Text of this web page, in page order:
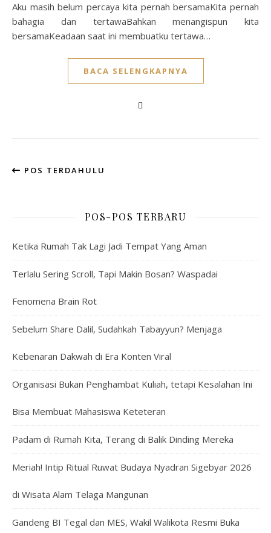
Aku masih belum percaya kita pernah bersamaKita pernah
bahagia dan tertawaBahkan menangispun kita
bersamaKeadaan saat ini membuatku tertawa…
BACA SELENGKAPNYA
POS TERDAHULU
POS-POS TERBARU
Ketika Rumah Tak Lagi Jadi Tempat Yang Aman
Terlalu Sering Scroll, Tapi Makin Bosan? Waspadai
Fenomena Brain Rot
Sebelum Share Dalil, Sudahkah Tabayyun? Menjaga
Kebenaran Dakwah di Era Konten Viral
Organisasi Bukan Penghambat Kuliah, tetapi Kesalahan Ini
Bisa Membuat Mahasiswa Keteteran
Padam di Rumah Kita, Terang di Balik Dinding Mereka
Meriah! Intip Ritual Ruwat Budaya Nyadran Sigebyar 2026
di Wisata Alam Telaga Mangunan
Gandeng BI Tegal dan MES, Wakil Walikota Resmi Buka